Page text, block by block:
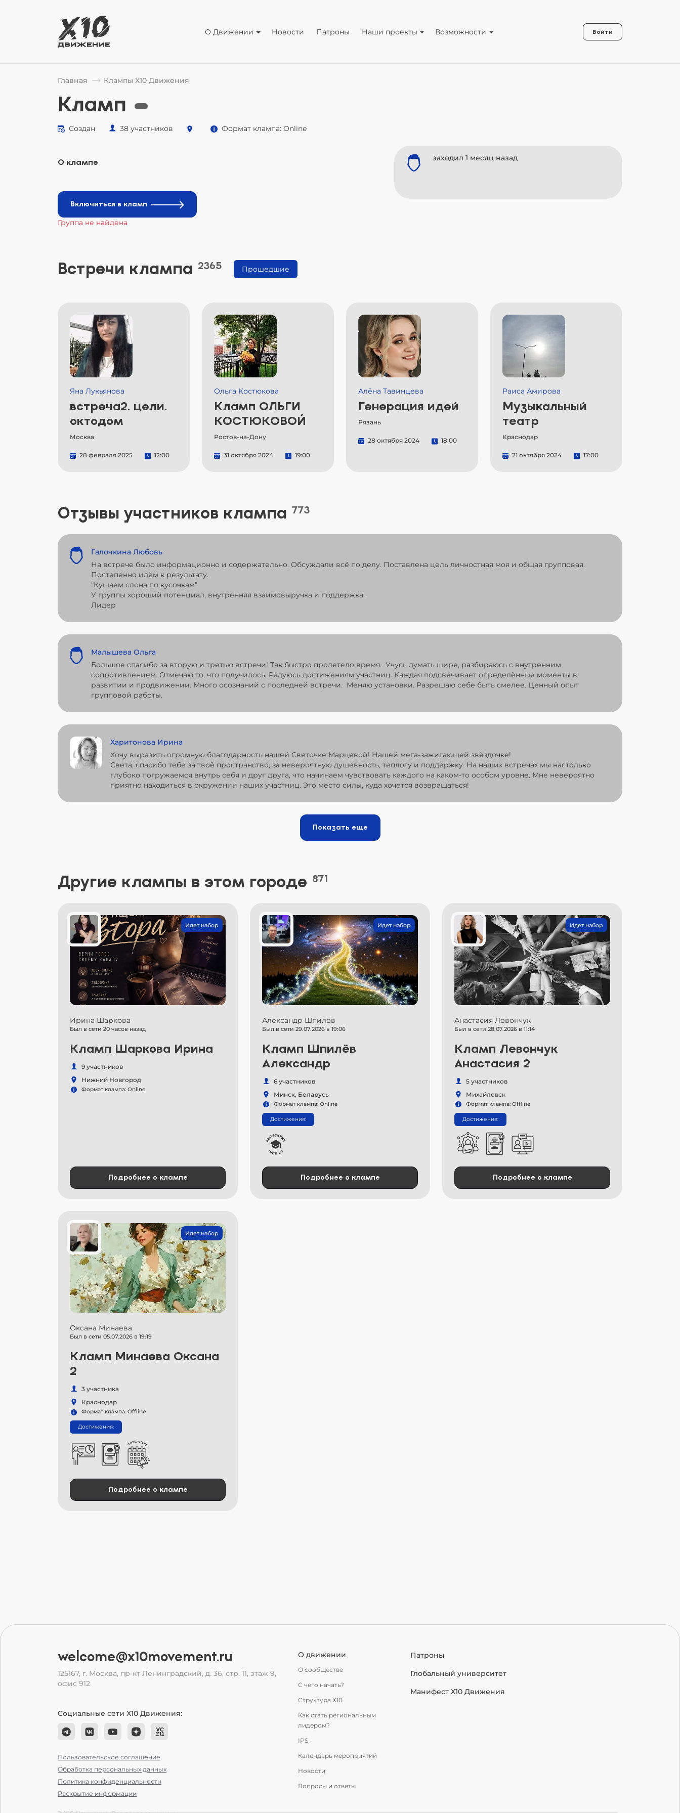
О Движении Новости Патроны Наши проекты Возможности Войти
Главная Клампы Х10 Движения
Кламп
Создан 38 участников Формат клампа: Online
О клампе
Включиться в кламп
заходил 1 месяц назад
Группа не найдена
Встречи клампа 2365 Прошедшие
Яна Лукьянова
встреча2. цели.
октодом
Москва
28 февраля 2025 12:00
Ольга Костюкова
Кламп ОЛЬГИ
КОСТЮКОВОЙ
Ростов-на-Дону
31 октября 2024 19:00
Алёна Тавинцева
Генерация идей
Рязань
28 октября 2024 18:00
Раиса Амирова
Музыкальный
театр
Краснодар
21 октября 2024 17:00
Отзывы участников клампа 773
Галочкина Любовь
На встрече было информационно и содержательно. Обсуждали всё по делу. Поставлена цель личностная моя и общая групповая.
Постепенно идём к результату.
"Кушаем слона по кусочкам"
У группы хороший потенциал, внутренняя взаимовыручка и поддержка .
Лидер
Малышева Ольга
Большое спасибо за вторую и третью встречи! Так быстро пролетело время. Учусь думать шире, разбираюсь с внутренним
сопротивлением. Отмечаю то, что получилось. Радуюсь достижениям участниц. Каждая подсвечивает определённые моменты в
развитии и продвижении. Много осознаний с последней встречи. Меняю установки. Разрешаю себе быть смелее. Ценный опыт
групповой работы.
Харитонова Ирина
Хочу выразить огромную благодарность нашей Светочке Марцевой! Нашей мега-зажигающей звёздочке!
Света, спасибо тебе за твоё пространство, за невероятную душевность, теплоту и поддержку. На наших встречах мы настолько
глубоко погружаемся внутрь себя и друг друга, что начинаем чувствовать каждого на каком-то особом уровне. Мне невероятно
приятно находиться в окружении наших участниц. Это место силы, куда хочется возвращаться!
Показать еще
Другие клампы в этом городе 871
Идет набор
Ирина Шаркова
Был в сети 20 часов назад
Кламп Шаркова Ирина
9 участников
Нижний Новгород
Формат клампа: Online
Подробнее о клампе
Идет набор
Александр Шпилёв
Был в сети 29.07.2026 в 19:06
Кламп Шпилёв
Александр
6 участников
Минск, Беларусь
Формат клампа: Online
Достижения:
Подробнее о клампе
Идет набор
Анастасия Левончук
Был в сети 28.07.2026 в 11:14
Кламп Левончук
Анастасия 2
5 участников
Михайловск
Формат клампа: Offline
Достижения:
Подробнее о клампе
Идет набор
Оксана Минаева
Был в сети 05.07.2026 в 19:19
Кламп Минаева Оксана
2
3 участника
Краснодар
Формат клампа: Offline
Достижения:
Подробнее о клампе
welcome@x10movement.ru
125167, г. Москва, пр-кт Ленинградский, д. 36, стр. 11, этаж 9,
офис 912
Социальные сети Х10 Движения:
Пользовательское соглашение
Обработка персональных данных
Политика конфиденциальности
Раскрытие информации
О движении
О сообществе
С чего начать?
Структура Х10
Как стать региональным
лидером?
IPS
Календарь мероприятий
Новости
Вопросы и ответы
Патроны
Глобальный университет
Манифест Х10 Движения